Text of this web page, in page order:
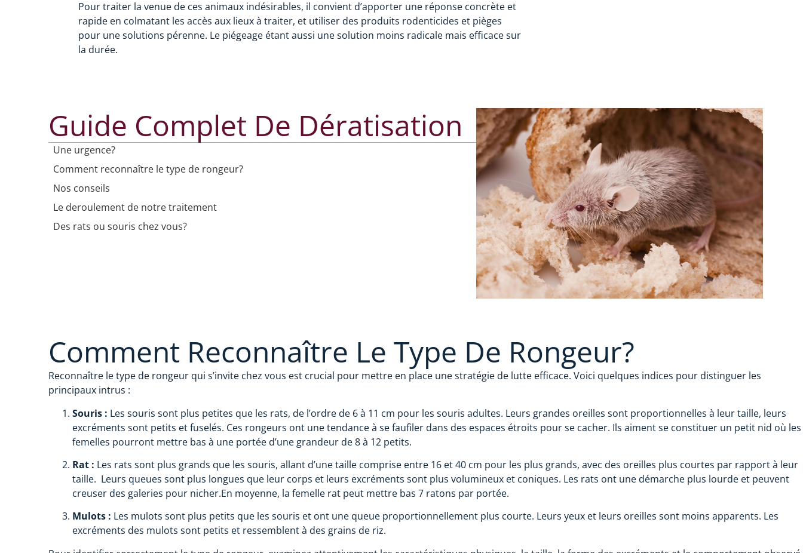
Pour traiter la venue de ces animaux indésirables, il convient d’apporter une réponse concrète et
rapide en colmatant les accès aux lieux à traiter, et utiliser des produits rodenticides et pièges
pour une solutions pérenne. Le piégeage étant aussi une solution moins radicale mais efficace sur
la durée.
Guide Complet De Dératisation
Une urgence?
Comment reconnaître le type de rongeur?
Nos conseils
Le deroulement de notre traitement
Des rats ou souris chez vous?
Comment Reconnaître Le Type De Rongeur?
Reconnaître le type de rongeur qui s’invite chez vous est crucial pour mettre en place une stratégie de lutte efficace. Voici quelques indices pour distinguer les
principaux intrus :
Souris : Les souris sont plus petites que les rats, de l’ordre de 6 à 11 cm pour les souris adultes. Leurs grandes oreilles sont proportionnelles à leur taille, leurs
excréments sont petits et fuselés. Ces rongeurs ont une tendance à se faufiler dans des espaces étroits pour se cacher. Ils aiment se constituer un petit nid où les
femelles pourront mettre bas à une portée d’une grandeur de 8 à 12 petits.
Rat : Les rats sont plus grands que les souris, allant d’une taille comprise entre 16 et 40 cm pour les plus grands, avec des oreilles plus courtes par rapport à leur
taille. Leurs queues sont plus longues que leur corps et leurs excréments sont plus volumineux et coniques. Les rats ont une démarche plus lourde et peuvent
creuser des galeries pour nicher.En moyenne, la femelle rat peut mettre bas 7 ratons par portée.
Mulots : Les mulots sont plus petits que les souris et ont une queue proportionnellement plus courte. Leurs yeux et leurs oreilles sont moins apparents. Les
excréments des mulots sont petits et ressemblent à des grains de riz.